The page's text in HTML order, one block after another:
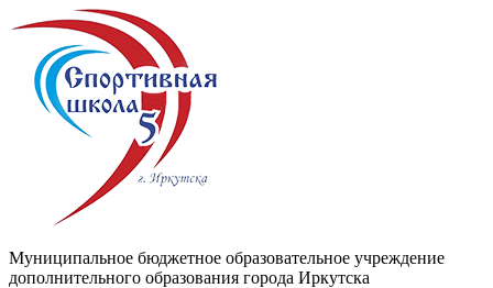
Муниципальное бюджетное образовательное учреждение
дополнительного образования города Иркутска